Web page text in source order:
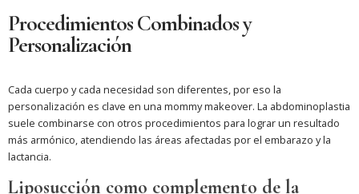
Procedimientos Combinados y
Personalización
Cada cuerpo y cada necesidad son diferentes, por eso la
personalización es clave en una mommy makeover. La abdominoplastia
suele combinarse con otros procedimientos para lograr un resultado
más armónico, atendiendo las áreas afectadas por el embarazo y la
lactancia.
Liposucción como complemento de la